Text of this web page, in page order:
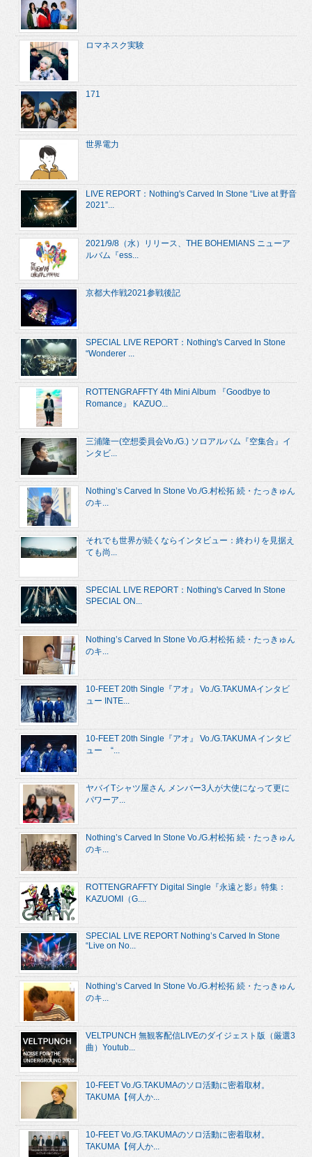
ロマネスク実験
171
世界電力
LIVE REPORT：Nothing's Carved In Stone “Live at 野音
2021”...
2021/9/8（水）リリース、THE BOHEMIANS ニューア
ルバム『ess...
京都大作戦2021参戦後記
SPECIAL LIVE REPORT：Nothing's Carved In Stone
“Wonderer ...
ROTTENGRAFFTY 4th Mini Album 『Goodbye to
Romance』 KAZUO...
三浦隆一(空想委員会Vo./G.) ソロアルバム『空集合』イ
ンタビ...
Nothing’s Carved In Stone Vo./G.村松拓 続・たっきゅん
のキ...
それでも世界が続くならインタビュー：終わりを見据え
ても尚...
SPECIAL LIVE REPORT：Nothing's Carved In Stone
SPECIAL ON...
Nothing’s Carved In Stone Vo./G.村松拓 続・たっきゅん
のキ...
10-FEET 20th Single『アオ』 Vo./G.TAKUMAインタビ
ュー INTE...
10-FEET 20th Single『アオ』 Vo./G.TAKUMA インタビ
ュー “...
ヤバイTシャツ屋さん メンバー3人が大使になって更に
パワーア...
Nothing’s Carved In Stone Vo./G.村松拓 続・たっきゅん
のキ...
ROTTENGRAFFTY Digital Single『永遠と影』特集：
KAZUOMI（G....
SPECIAL LIVE REPORT Nothing’s Carved In Stone
“Live on No...
Nothing’s Carved In Stone Vo./G.村松拓 続・たっきゅん
のキ...
VELTPUNCH 無観客配信LIVEのダイジェスト版（厳選3
曲）Youtub...
10-FEET Vo./G.TAKUMAのソロ活動に密着取材。
TAKUMA【何人か...
10-FEET Vo./G.TAKUMAのソロ活動に密着取材。
TAKUMA【何人か...